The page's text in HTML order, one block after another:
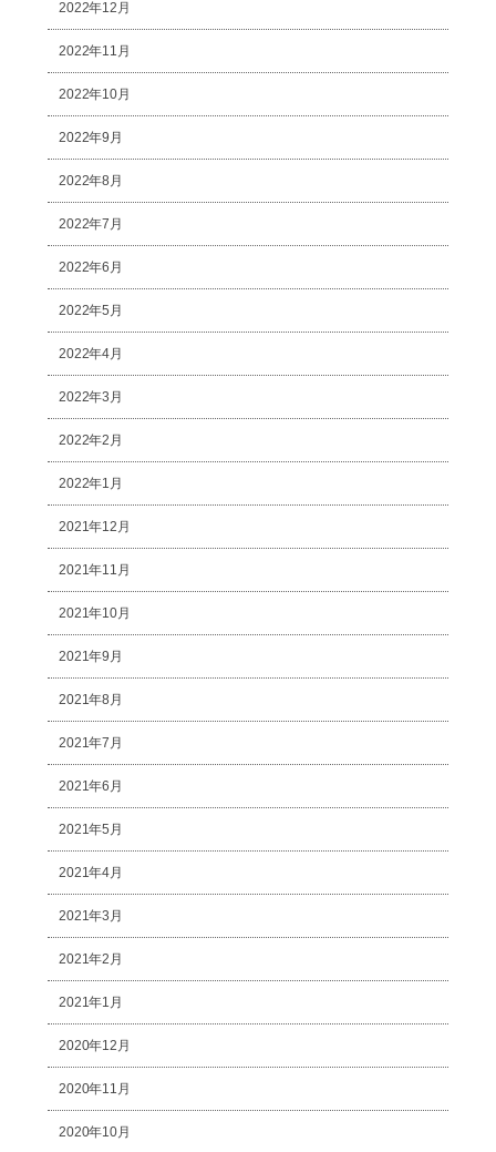
2022年12月
2022年11月
2022年10月
2022年9月
2022年8月
2022年7月
2022年6月
2022年5月
2022年4月
2022年3月
2022年2月
2022年1月
2021年12月
2021年11月
2021年10月
2021年9月
2021年8月
2021年7月
2021年6月
2021年5月
2021年4月
2021年3月
2021年2月
2021年1月
2020年12月
2020年11月
2020年10月